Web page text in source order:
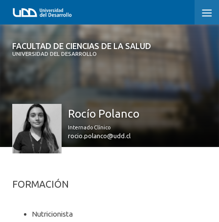
FACULTAD DE CIENCIAS DE LA SALUD
UNIVERSIDAD DEL DESARROLLO
FACULTAD DE CIENCIAS DE LA SALUD
POSTGRADOS Y EDUCACIÓN CONTINUA
INVESTIGACIÓN
CLÍNICA ERNESTO SILVA B.
Rocío Polanco
Internado Clínico
rocio.polanco@udd.cl
FORMACIÓN
Nutricionista